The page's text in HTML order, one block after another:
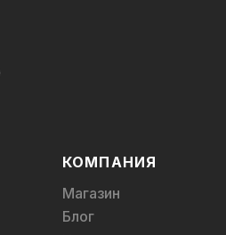
Магазин
Блог
КОМПАНИЯ